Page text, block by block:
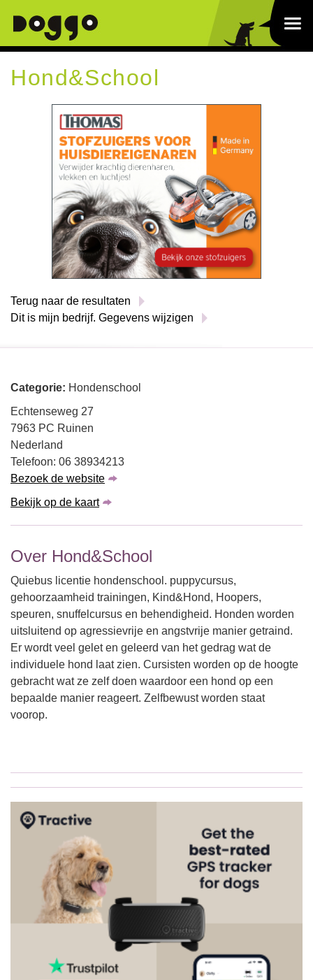
Hond&School
Terug naar de resultaten
Dit is mijn bedrijf. Gegevens wijzigen
Categorie: Hondenschool
Echtenseweg 27
7963 PC Ruinen
Nederland
Telefoon: 06 38934213
Bezoek de website
Bekijk op de kaart
Over Hond&School
Quiebus licentie hondenschool. puppycursus,
gehoorzaamheid trainingen, Kind&Hond, Hoopers,
speuren, snuffelcursus en behendigheid. Honden worden
uitsluitend op agressievrije en angstvrije manier getraind.
Er wordt veel gelet en geleerd van het gedrag wat de
individuele hond laat zien. Cursisten worden op de hoogte
gebracht wat ze zelf doen waardoor een hond op een
bepaalde manier reageert. Zelfbewust worden staat
voorop.